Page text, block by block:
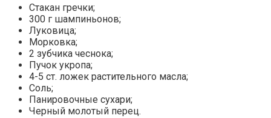
Стакан гречки;
300 г шампиньонов;
Луковица;
Морковка;
2 зубчика чеснока;
Пучок укропа;
4-5 ст. ложек растительного масла;
Соль;
Панировочные сухари;
Черный молотый перец.